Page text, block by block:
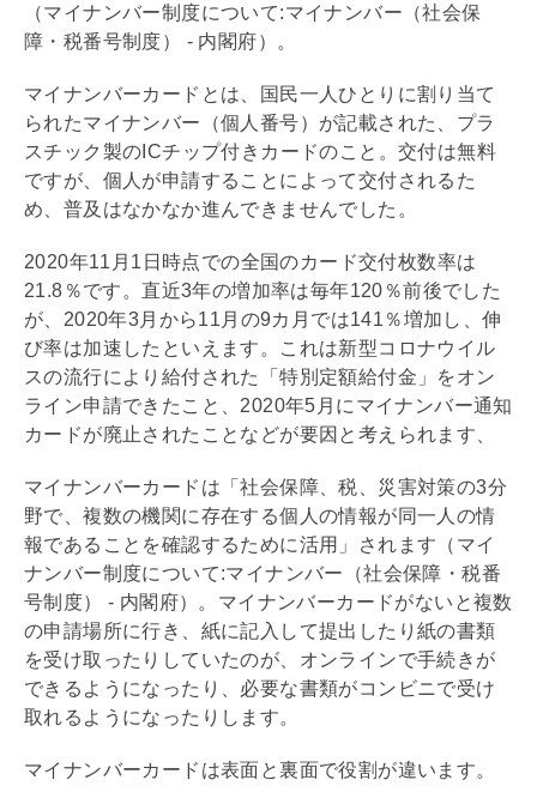
（マイナンバー制度について:マイナンバー（社会保
障・税番号制度） - 内閣府）。
マイナンバーカードとは、国民一人ひとりに割り当て
られたマイナンバー（個人番号）が記載された、プラ
スチック製のICチップ付きカードのこと。交付は無料
ですが、個人が申請することによって交付されるた
め、普及はなかなか進んできませんでした。
2020年11月1日時点での全国のカード交付枚数率は
21.8％です。直近3年の増加率は毎年120％前後でした
が、2020年3月から11月の9カ月では141％増加し、伸
び率は加速したといえます。これは新型コロナウイル
スの流行により給付された「特別定額給付金」をオン
ライン申請できたこと、2020年5月にマイナンバー通知
カードが廃止されたことなどが要因と考えられます、
マイナンバーカードは「社会保障、税、災害対策の3分
野で、複数の機関に存在する個人の情報が同一人の情
報であることを確認するために活用」されます（マイ
ナンバー制度について:マイナンバー（社会保障・税番
号制度） - 内閣府）。マイナンバーカードがないと複数
の申請場所に行き、紙に記入して提出したり紙の書類
を受け取ったりしていたのが、オンラインで手続きが
できるようになったり、必要な書類がコンビニで受け
取れるようになったりします。
マイナンバーカードは表面と裏面で役割が違います。